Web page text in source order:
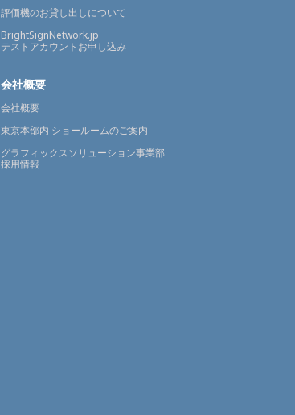
評価機のお貸し出しについて
BrightSignNetwork.jp
テストアカウントお申し込み
会社概要
会社概要
東京本部内 ショールームのご案内
グラフィックスソリューション事業部
採用情報